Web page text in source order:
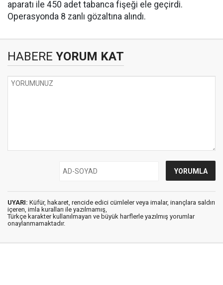
aparatı ile 450 adet tabanca fişeği ele geçirdi.
Operasyonda 8 zanlı gözaltına alındı.
HABERE YORUM KAT
UYARI: Küfür, hakaret, rencide edici cümleler veya imalar, inançlara saldırı
içeren, imla kuralları ile yazılmamış,
Türkçe karakter kullanılmayan ve büyük harflerle yazılmış yorumlar
onaylanmamaktadır.